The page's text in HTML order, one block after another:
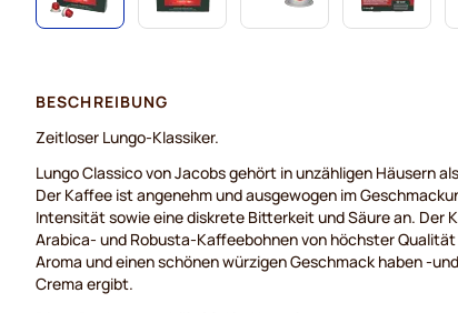
BESCHREIBUNG
Zeitloser Lungo-Klassiker.
Lungo Classico von Jacobs gehört in unzähligen Häusern
Der Kaffee ist angenehm und ausgewogen im
Intensität sowie eine diskrete Bitterkeit und Säure an. Der
Arabica- und Robusta-Kaffeebohnen von höchster
Aroma und einen schönen würzigen Geschmack haben -
Crema ergibt.